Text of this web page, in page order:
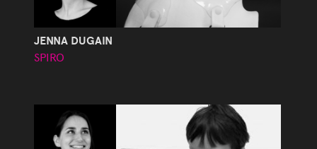
JENNA DUGAIN
SPIRO